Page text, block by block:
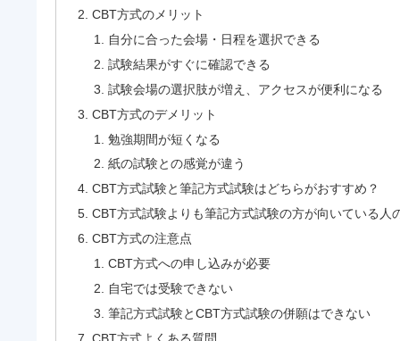
CBT方式のメリット
自分に合った会場・日程を選択できる
試験結果がすぐに確認できる
試験会場の選択肢が増え、アクセスが便利になる
CBT方式のデメリット
勉強期間が短くなる
紙の試験との感覚が違う
CBT方式試験と筆記方式試験はどちらがおすすめ？
CBT方式試験よりも筆記方式試験の方が向いている人
CBT方式の注意点
CBT方式への申し込みが必要
自宅では受験できない
筆記方式試験とCBT方式試験の併願はできない
CBT方式よくある質問